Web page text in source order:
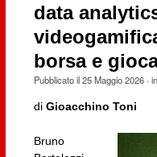
data
borsa e
Pubblicato il25 Maggio 2026· in
di Gioacchino Toni
Bruno